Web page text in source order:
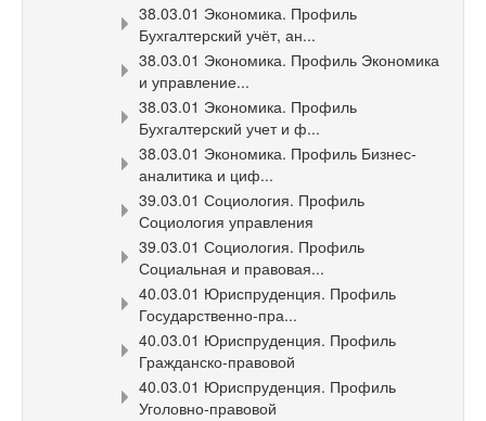
38.03.01 Экономика. Профиль
Бухгалтерский учёт, ан...
38.03.01 Экономика. Профиль Экономика
и управление...
38.03.01 Экономика. Профиль
Бухгалтерский учет и ф...
38.03.01 Экономика. Профиль Бизнес-
аналитика и циф...
39.03.01 Социология. Профиль
Социология управления
39.03.01 Социология. Профиль
Социальная и правовая...
40.03.01 Юриспруденция. Профиль
Государственно-пра...
40.03.01 Юриспруденция. Профиль
Гражданско-правовой
40.03.01 Юриспруденция. Профиль
Уголовно-правовой